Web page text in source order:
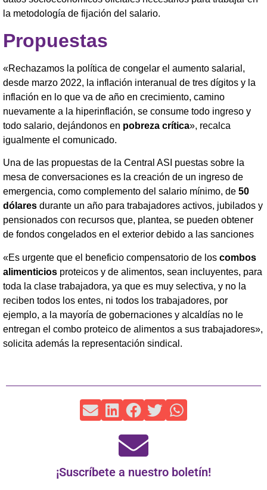
la metodología de fijación del salario.
Propuestas
«Rechazamos la política de congelar el aumento salarial,
desde marzo 2022, la inflación interanual de tres dígitos y la
inflación en lo que va de año en crecimiento, camino
nuevamente a la hiperinflación, se consume todo ingreso y
todo salario, dejándonos en pobreza crítica», recalca
igualmente el comunicado.
Una de las propuestas de la Central ASI puestas sobre la
mesa de conversaciones es la creación de un ingreso de
emergencia, como complemento del salario mínimo, de 50
dólares durante un año para trabajadores activos, jubilados y
pensionados con recursos que, plantea, se pueden obtener
de fondos congelados en el exterior debido a las sanciones
«Es urgente que el beneficio compensatorio de los combos
alimenticios proteicos y de alimentos, sean incluyentes, para
toda la clase trabajadora, ya que es muy selectiva, y no la
reciben todos los entes, ni todos los trabajadores, por
ejemplo, a la mayoría de gobernaciones y alcaldías no le
entregan el combo proteico de alimentos a sus trabajadores»,
solicita además la representación sindical.
¡Suscríbete a nuestro boletín!